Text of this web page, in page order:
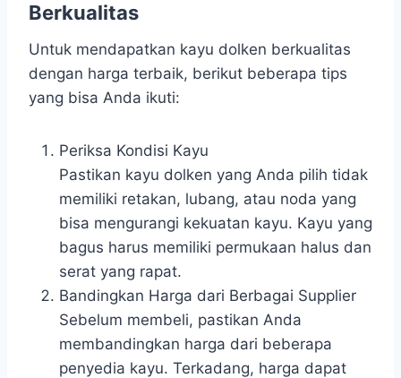
Berkualitas
Untuk mendapatkan kayu dolken berkualitas
dengan harga terbaik, berikut beberapa tips
yang bisa Anda ikuti:
Periksa Kondisi Kayu
Pastikan kayu dolken yang Anda pilih tidak
memiliki retakan, lubang, atau noda yang
bisa mengurangi kekuatan kayu. Kayu yang
bagus harus memiliki permukaan halus dan
serat yang rapat.
Bandingkan Harga dari Berbagai Supplier
Sebelum membeli, pastikan Anda
membandingkan harga dari beberapa
penyedia kayu. Terkadang, harga dapat